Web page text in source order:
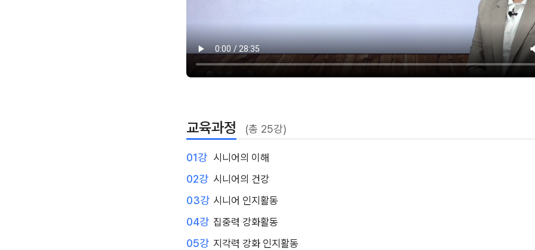
교육과정 (총 25강)
01강 시니어의 이해
02강 시니어의 건강
03강 시니어 인지활동
04강 집중력 강화활동
05강 지각력 강화 인지활동